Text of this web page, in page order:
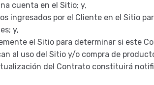
cuenta en el Sitio; y,
ingresados por el Cliente en el Sitio
y,
el Sitio para determinar si este
al uso del Sitio y/o compra de
del Contrato constituirá